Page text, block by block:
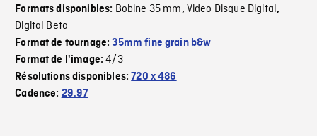
Formats disponibles: Bobine 35 mm, Video Disque Digital,
Digital Beta
Format de tournage:35mm fine grain b&w
Format de l'image:4/3
Résolutions disponibles:720 x 486
Cadence: 29.97